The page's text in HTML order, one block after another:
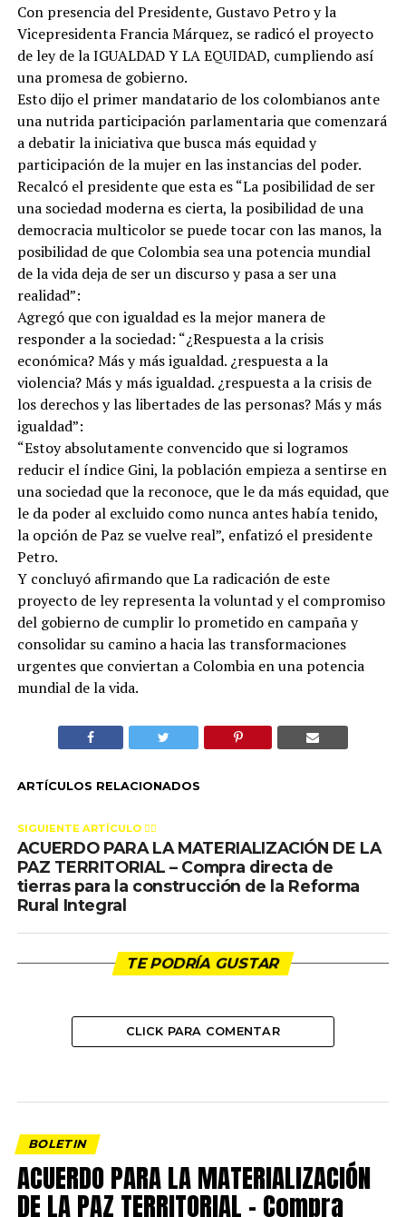
Con presencia del Presidente, Gustavo Petro y la
Vicepresidenta Francia Márquez, se radicó el proyecto
de ley de la IGUALDAD Y LA EQUIDAD, cumpliendo así
una promesa de gobierno.
Esto dijo el primer mandatario de los colombianos ante
una nutrida participación parlamentaria que comenzará
a debatir la iniciativa que busca más equidad y
participación de la mujer en las instancias del poder.
Recalcó el presidente que esta es “La posibilidad de ser
una sociedad moderna es cierta, la posibilidad de una
democracia multicolor se puede tocar con las manos, la
posibilidad de que Colombia sea una potencia mundial
de la vida deja de ser un discurso y pasa a ser una
realidad”:
Agregó que con igualdad es la mejor manera de
responder a la sociedad: “¿Respuesta a la crisis
económica? Más y más igualdad. ¿respuesta a la
violencia? Más y más igualdad. ¿respuesta a la crisis de
los derechos y las libertades de las personas? Más y más
igualdad”:
“Estoy absolutamente convencido que si logramos
reducir el índice Gini, la población empieza a sentirse en
una sociedad que la reconoce, que le da más equidad, que
le da poder al excluido como nunca antes había tenido,
la opción de Paz se vuelve real”, enfatizó el presidente
Petro.
Y concluyó afirmando que La radicación de este
proyecto de ley representa la voluntad y el compromiso
del gobierno de cumplir lo prometido en campaña y
consolidar su camino a hacia las transformaciones
urgentes que conviertan a Colombia en una potencia
mundial de la vida.
ARTÍCULOS RELACIONADOS
SIGUIENTE ARTÍCULO 👈🏻
ACUERDO PARA LA MATERIALIZACIÓN DE LA
PAZ TERRITORIAL – Compra directa de
tierras para la construcción de la Reforma
Rural Integral
TE PODRÍA GUSTAR
CLICK PARA COMENTAR
BOLETIN
ACUERDO PARA LA MATERIALIZACIÓN
DE LA PAZ TERRITORIAL – Compra